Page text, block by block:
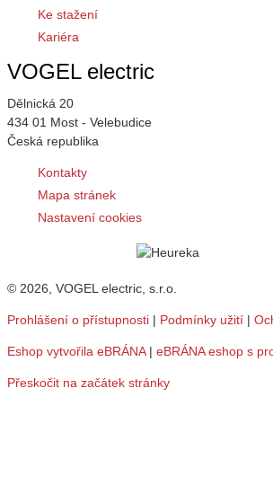
Ke stažení
Kariéra
VOGEL electric
Dělnická 20
434 01 Most - Velebudice
Česká republika
Kontakty
Mapa stránek
Nastavení cookies
© 2026, VOGEL electric, s.r.o.
Prohlášení o přístupnosti | Podmínky užití |
Eshop vytvořila eBRÁNA| eBRÁNA eshop s
Přeskočit na začátek stránky